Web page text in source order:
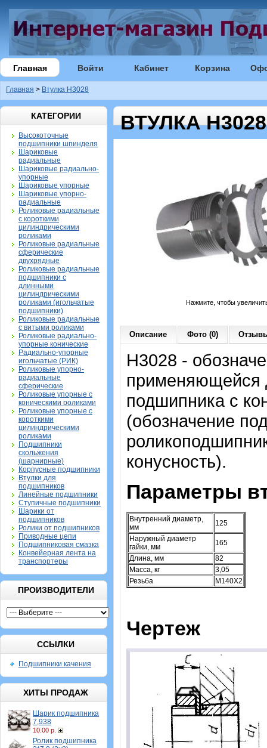
Главная Войти Кабинет Корзина
Главная > Втулка H3028
КАТЕГОРИИ
Высокоточные
подшипники шпинделя
Шариковые
радиальные
Шариковые радиально-
упорные
Шариковые упорные
Шариковые упорно-
радиальные
Роликовые радиальные
с короткими
цилиндрическими
роликами
Роликовые радиальные
сферические
двухрядные
Роликовые радиальные
подшипники с
длинными
цилиндрическими
роликами (игольчатые
подшипники)
Роликовые радиальные
с витыми роликами
Роликовые радиально-
упорные конические
Радиально-упорные
игольчатые (РИК)
Роликовые упорно-
радиальные
сферические
Роликовые упорные с
коническими роликами
Роликовые упорные с
короткими
цилиндрическими
роликами
Подшипники
скольжения
(шарнирные)
Корпусные подшипники
Втулки для
подшипников
Линейные подшипники
Ступичные подшипники
Шарики от
подшипников
Ролики от подшипников
Приводные цепи
Подшипниковая смазка
Конвейерная лента на
транспортеры
ПРОИЗВОДИТЕЛИ
ССЫЛКИ
Подшипники качения
ХИТЫ ПРОДАЖ
Шарик подшипника
7,938
10.00 р.
Ролик подшипника
ВТУЛКА H3028
Нажмите, чтобы
Описание Фото (0)
H3028 -
применяющейся
подшипника с
(обозначение
конусность).
Параметры
Внутренний диаметр,
мм
125
Наружный диаметр
гайки, мм
165
Длина, мм
82
Масса, кг
3,05
Резьба
M140X2
Чертеж